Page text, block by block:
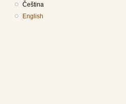
Čeština
English